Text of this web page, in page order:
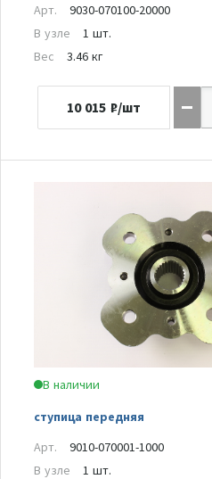
Арт.
9030-070100-20000
В узле
1 шт.
Вес
3.46 кг
10 015 ₽/шт
В наличии
ступица передняя
Арт.
9010-070001-1000
В узле
1 шт.